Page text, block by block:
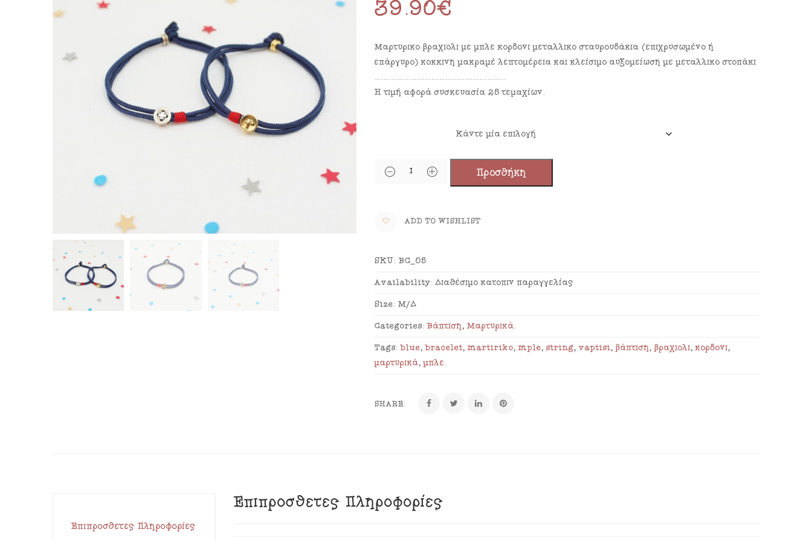
39.90€
Μαρτυρικό βραχιόλι με μπλε κορδόνι μεταλλικό σταυρουδάκια (επιχρυσωμένο ή
επάργυρο) κόκκινη μακραμέ λεπτομέρεια και κλείσιμο αυξομείωση με μεταλλικό στοπάκι
………………………………………..
Η τιμή αφορά συσκευασία 25 τεμαχίων.
Προσθήκη
ADD TO WISHLIST
SKU: BC_05
Availability: Διαθέσιμο κατόπιν παραγγελίας
Size: Μ/Δ
Categories: Βάπτιση,Μαρτυρικά.
Tags: blue,bracelet,martiriko,mple,string,vaptisi,βάπτιση,βραχιόλι,κορδόνι,
μαρτυρικά,μπλε.
SHARE:
Επιπρόσθετες Πληροφορίες
Επιπρόσθετες Πληροφορίες